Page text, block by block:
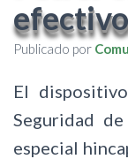
Publicado por
El
Seguridad
especial